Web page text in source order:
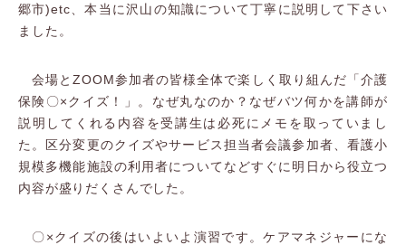
郷市)etc、本当に沢山の知識について丁寧に説明して下さい
ました。
会場とZOOM参加者の皆様全体で楽しく取り組んだ「介護
保険〇×クイズ！」。なぜ丸なのか？なぜバツ何かを講師が
説明してくれる内容を受講生は必死にメモを取っていまし
た。区分変更のクイズやサービス担当者会議参加者、看護小
規模多機能施設の利用者についてなどすぐに明日から役立つ
内容が盛りだくさんでした。
〇×クイズの後はいよいよ演習です。ケアマネジャーにな